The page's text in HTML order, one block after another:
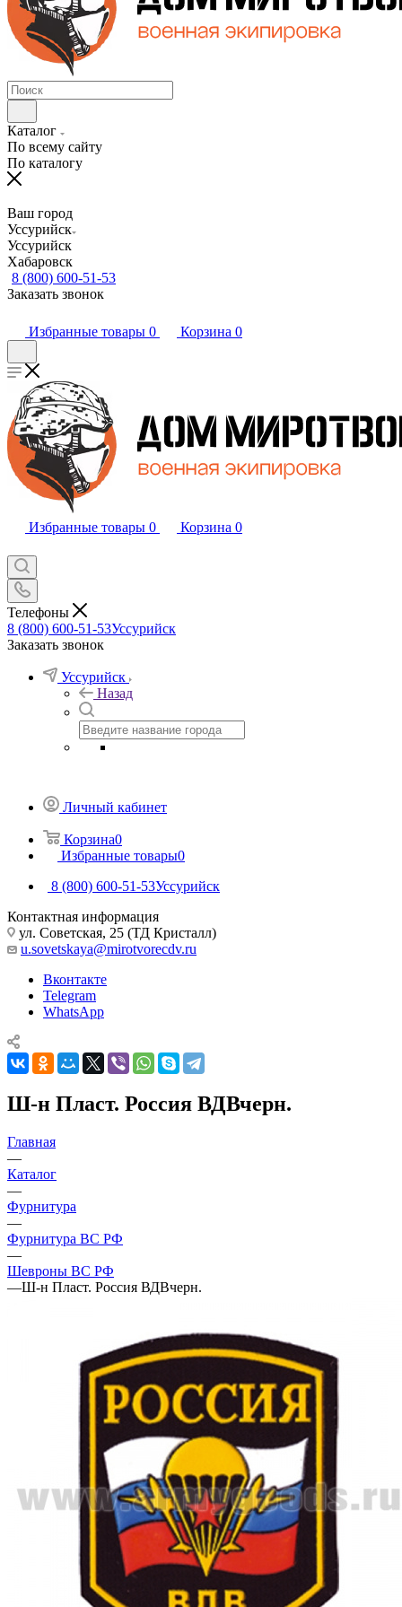
Каталог
По всему сайту
По каталогу
Ваш город
Уссурийск
Уссурийск
Хабаровск
8 (800) 600-51-53
Заказать звонок
Избранные товары 0 Корзина 0
Избранные товары 0 Корзина 0
Телефоны
8 (800) 600-51-53Уссурийск
Заказать звонок
Уссурийск
Назад
Личный кабинет
Корзина0
Избранные товары0
8 (800) 600-51-53Уссурийск
Контактная информация
ул. Советская, 25 (ТД Кристалл)
u.sovetskaya@mirotvorecdv.ru
Вконтакте
Telegram
WhatsApp
Ш-н Пласт. Россия ВДВчерн.
Главная
—
Каталог
—
Фурнитура
—
Фурнитура ВС РФ
—
Шевроны ВС РФ
—Ш-н Пласт. Россия ВДВчерн.